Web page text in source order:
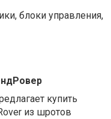
блоки управления,
купить
из шротов